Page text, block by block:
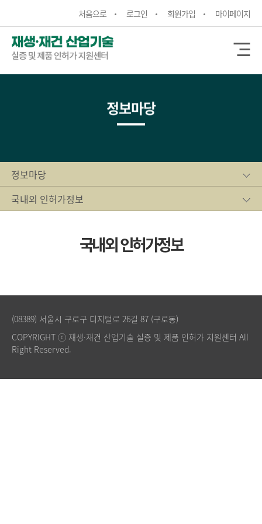
처음으로 로그인 회원가입 마이페이지
정보마당
정보마당
국내외 인허가정보
국내외 인허가정보
(08389) 서울시 구로구 디지털로 26길 87 (구로동)
COPYRIGHT ⓒ 재생·재건 산업기술 실증 및 제품 인허가 지원센터 All
Right Reserved.